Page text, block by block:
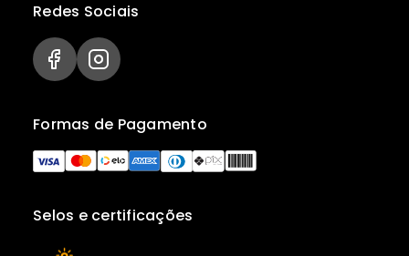
Selos e certificações
Formas de Pagamento
Redes Sociais